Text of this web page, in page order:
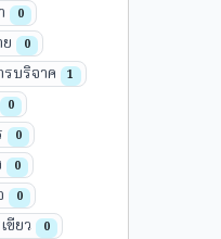
0
0
รบริจาค 1
0
0
0
0
ขียว 0